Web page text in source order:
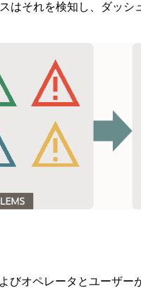
それを検知し、ダッ
びオペレータとユーザ